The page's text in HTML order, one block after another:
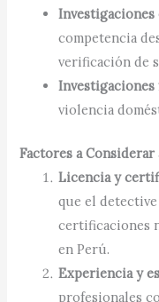
Investigaciones
competencia
verificación de
Investigaciones
violencia
Factores a
Licencia y
que el
certificaciones
en Perú.
Experiencia y
profesionales